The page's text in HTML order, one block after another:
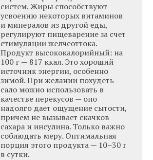
систем. Жиры способствуют
усвоению некоторых витаминов
и минералов из другой еды,
регулируют пищеварение за счет
стимуляции желчеоттока.
Продукт высококалорийный: на
100 г — 817 ккал. Это хороший
источник энергии, особенно
зимой. При желании похудеть
сало можно использовать в
качестве перекусов — оно
надолго дает ощущение сытости,
причем не вызывает скачков
сахара и инсулина. Только важно
соблюдать меру. Оптимальная
порция этого продукта — 10–30 г
в сутки.